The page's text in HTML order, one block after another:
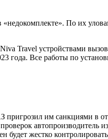
По их
Travel устройствами
года. Все работы по
пригрозил им санкциями в
автопроизводитель
жестко